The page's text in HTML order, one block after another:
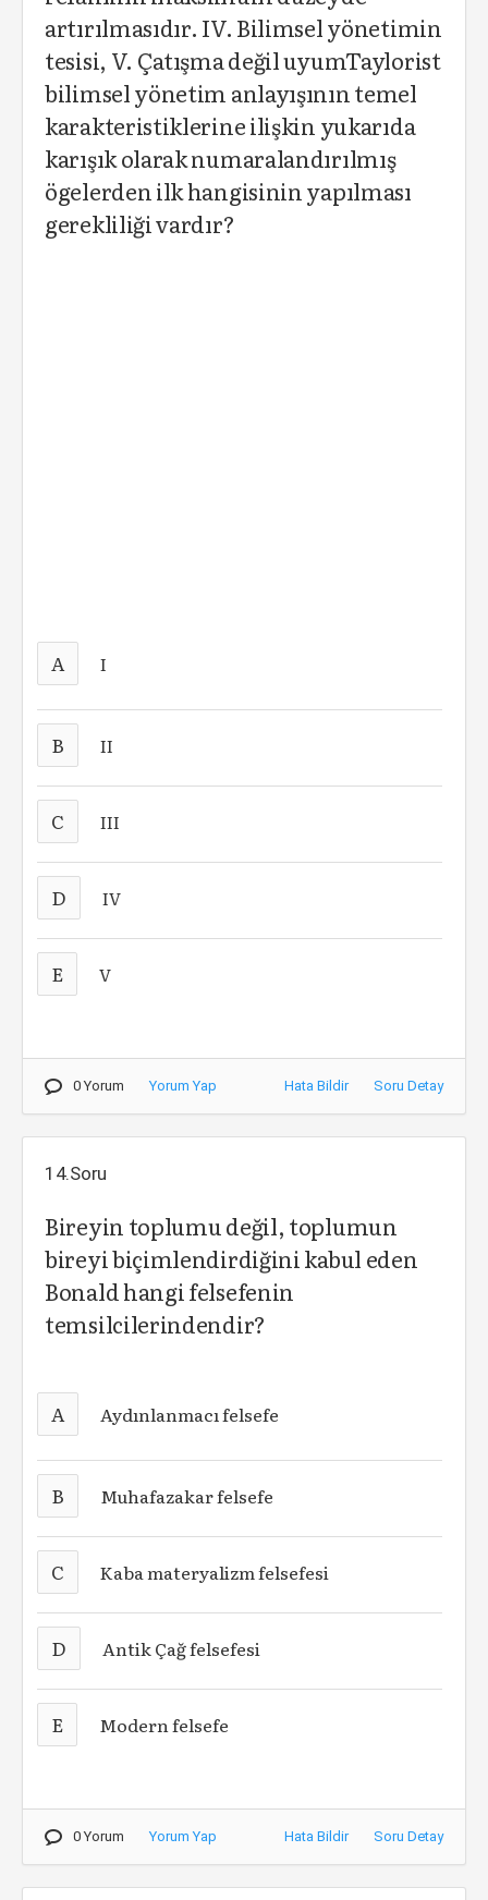
artırılmasıdır. IV. Bilimsel yönetimin
tesisi, V. Çatışma değil uyumTaylorist
bilimsel yönetim anlayışının temel
karakteristiklerine ilişkin yukarıda
karışık olarak numaralandırılmış
ögelerden ilk hangisinin yapılması
gerekliliği vardır?
A I
B II
C III
D IV
E V
0 Yorum Yorum Yap Hata Bildir Soru Detay
14.Soru
Bireyin toplumu değil, toplumun
bireyi biçimlendirdiğini kabul eden
Bonald hangi felsefenin
temsilcilerindendir?
A Aydınlanmacı felsefe
B Muhafazakar felsefe
C Kaba materyalizm felsefesi
D Antik Çağ felsefesi
E Modern felsefe
0 Yorum Yorum Yap Hata Bildir Soru Detay